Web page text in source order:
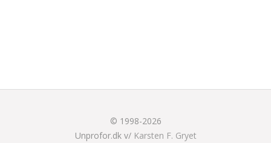
© 1998-2026
Unprofor.dk v/ Karsten F. Gryet